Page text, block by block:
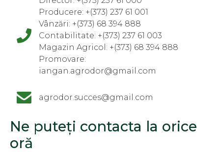
Producere: +(373) 237 61 001
Vânzări: +(373) 68 394 888
Contabilitate: +(373) 237 61 003
Magazin Agricol: +(373) 68 394 888
Promovare:
iangan.agrodor@gmail.com
agrodor.succes@gmail.com
Ne puteți contacta la orice
oră